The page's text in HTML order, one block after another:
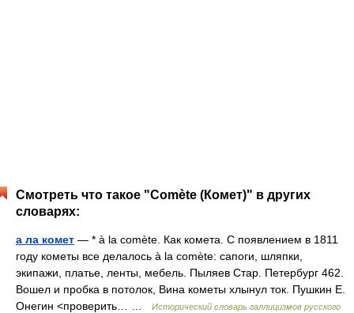
Смотреть что такое "Comète (Комет)" в других
словарях:
а ла комет — * à la comète. Как комета. С появлением в 1811
году кометы все делалось à la comète: сапоги, шляпки,
экипажи, платье, ленты, мебель. Пыляев Стар. Петербург 462.
Вошел и пробка в потолок, Вина кометы хлынул ток. Пушкин Е.
Онегин <проверить… …
Исторический словарь галлицизмов русского